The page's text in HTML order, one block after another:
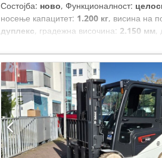
Состојба: ново, Функционалност:
носење капацитет: 1.200 кг, висина на
дуплекс, градежна височина: 2.150 мм,